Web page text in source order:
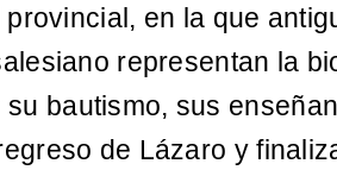
en la que
representan la
bautismo, sus
de Lázaro y